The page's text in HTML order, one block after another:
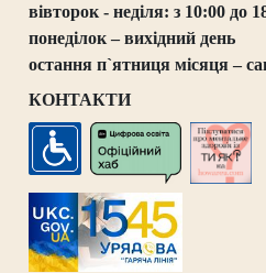
вівторок - неділя: з 10:00 до
понеділок – вихідний день
остання п`ятниця місяця –
КОНТАКТИ